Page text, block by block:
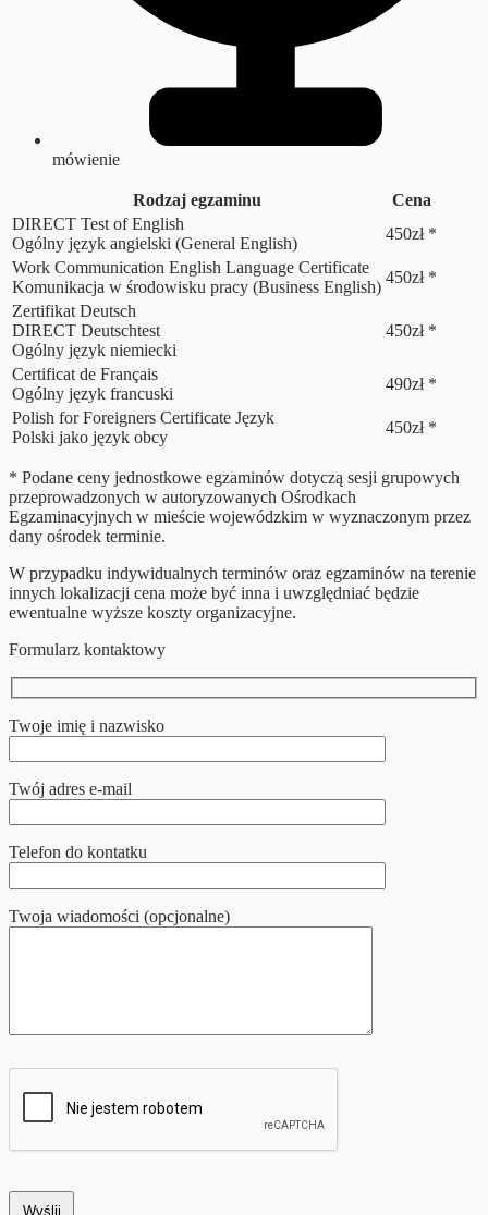
mówienie
Rodzaj egzaminu
Cena
DIRECT Test of English
Ogólny język angielski (General English)
450zł *
Work Communication English Language Certificate
Komunikacja w środowisku pracy (Business English)
450zł *
Zertifikat Deutsch
DIRECT Deutschtest
Ogólny język niemiecki
450zł *
Certificat de Français
Ogólny język francuski
490zł *
Polish for Foreigners Certificate Język
Polski jako język obcy
450zł *
* Podane ceny jednostkowe egzaminów dotyczą sesji grupowych
przeprowadzonych w autoryzowanych Ośrodkach
Egzaminacyjnych w mieście wojewódzkim w wyznaczonym przez
dany ośrodek terminie.
W przypadku indywidualnych terminów oraz egzaminów na terenie
innych lokalizacji cena może być inna i uwzględniać będzie
ewentualne wyższe koszty organizacyjne.
Formularz kontaktowy
Twoje imię i nazwisko
Twój adres e-mail
Telefon do kontatku
Twoja wiadomości (opcjonalne)